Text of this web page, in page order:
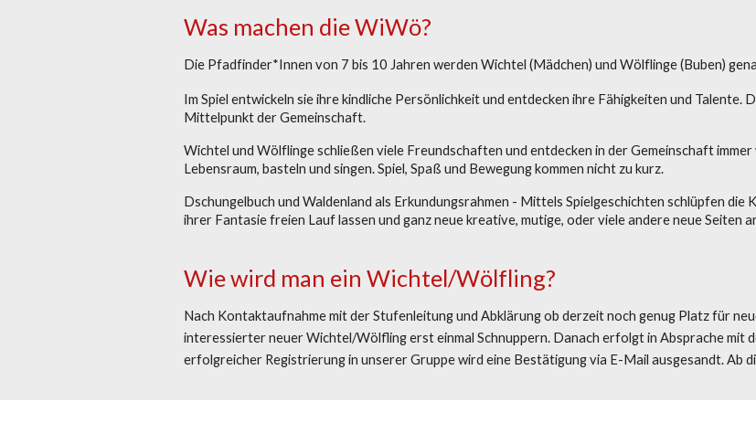
Was machen dieWiWö?
Die Pfadfinder*Innen von 7 bis 10 Jahren werden Wichtel (Mädchen) und Wölflinge (Buben)
Im Spiel entwickeln sie ihre kindliche Persönlichkeit und entdecken ihre Fähigkeiten und Talente.
Mittelpunkt der Gemeinschaft.
Wichtel und Wölflinge schließen viele Freundschaften und entdecken in der Gemeinschaft
Lebensraum, basteln und singen. Spiel, Spaß und Bewegung kommen nicht zu kurz.
Dschungelbuch und Waldenland als Erkundungsrahmen - Mittels Spielgeschichten schlüpfen die
ihrer Fantasie freien Lauf lassen und ganz neue kreative, mutige, oder viele andere neue Seiten
Wie wird man einWichtel/Wölfling?
Nach Kontaktaufnahme mit der Stufenleitung und Abklärung ob derzeit noch genug Platz für
interessierter neuer Wichtel/Wölfling erst einmal Schnuppern. Danach erfolgt in Absprache mit
erfolgreicher Registrierung in unserer Gruppe wird eine Bestätigung via E-Mail ausgesandt. Ab